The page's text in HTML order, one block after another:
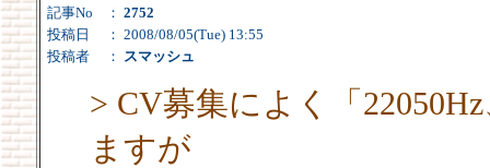
記事No
： 2752
投稿日
： 2008/08/05(Tue) 13:55
投稿者
： スマッシュ
> CV募集によく「
ますが